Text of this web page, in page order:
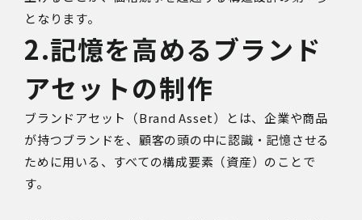
となります。
2.記憶を高めるブランド
アセットの制作
ブランドアセット（Brand Asset）とは、企業や商品
が持つブランドを、顧客の頭の中に認識・記憶させる
ために用いる、すべての構成要素（資産）のことで
す。